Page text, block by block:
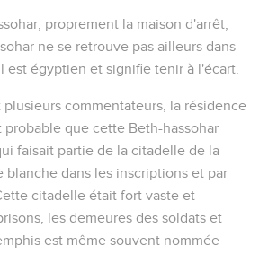
, proprement la maison d'arrêt,
sohar ne se retrouve pas ailleurs dans
est égyptien et signifie tenir à l'écart
commentateurs, la résidence
probable que cette Beth-hassohar
faisait partie de la citadelle de la
blanche dans les inscriptions et par
citadelle était fort vaste et
les demeures des soldats et
est même souvent nommée